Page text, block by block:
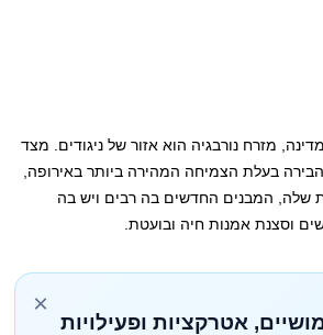
מזרח נורבגיה הוא אזור של ניגודים. מצד
בעלת הצמיחה המהירה ביותר באירופה,
שלה, המבנים החדשים בה רבים ויש בה
וסצנת אמנות חיה ובועטת.
×
אטרקציות ופעילויות